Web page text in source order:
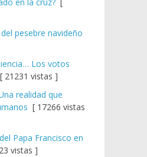
pesebre navideño
Los votos
[ 21231 vistas ]
realidad que
[ 17266 vistas
Papa Francisco en
vistas ]